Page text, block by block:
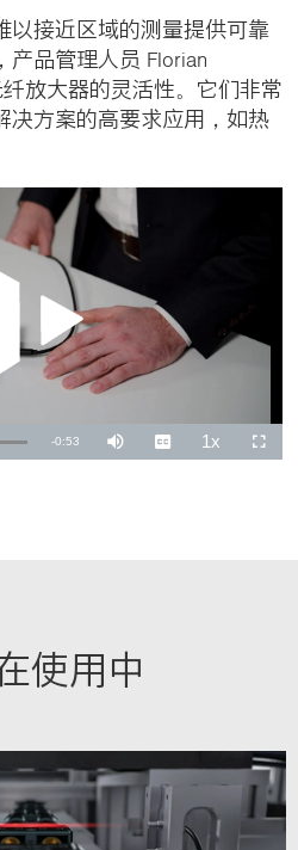
以接近区域的测量提供可靠
产品管理人员 Florian
纤放大器的灵活性。它们非常
决方案的高要求应用，如热
使用中